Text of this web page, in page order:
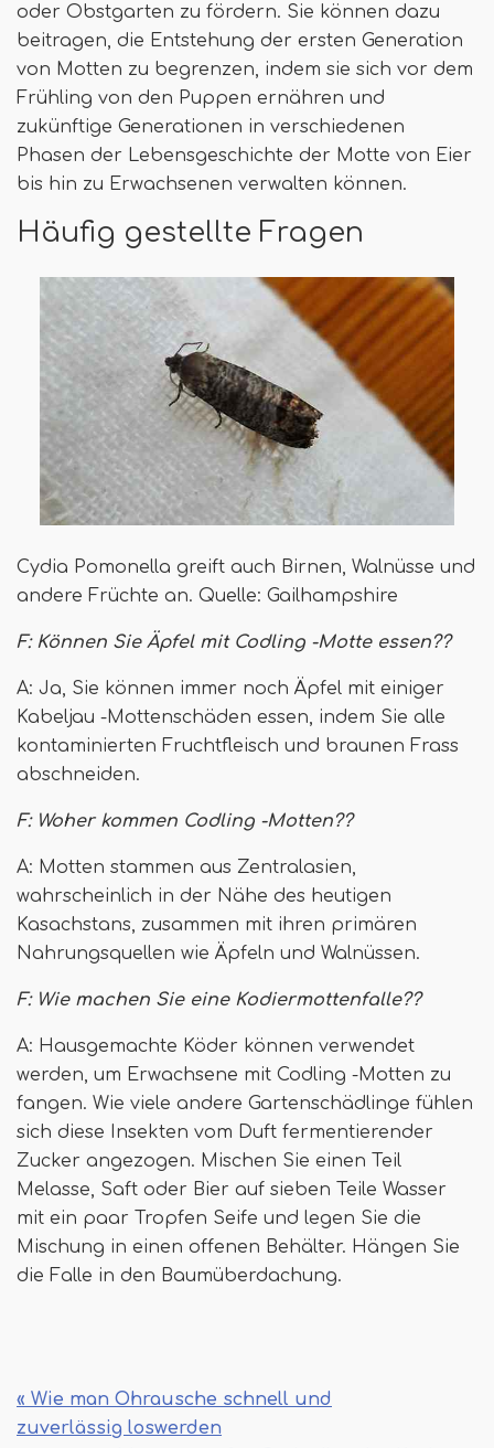
oder Obstgarten zu fördern. Sie können dazu
beitragen, die Entstehung der ersten Generation
von Motten zu begrenzen, indem sie sich vor dem
Frühling von den Puppen ernähren und
zukünftige Generationen in verschiedenen
Phasen der Lebensgeschichte der Motte von Eier
bis hin zu Erwachsenen verwalten können.
Häufig gestellte Fragen
Cydia Pomonella greift auch Birnen, Walnüsse und
andere Früchte an. Quelle: Gailhampshire
F: Können Sie Äpfel mit Codling -Motte essen??
A: Ja, Sie können immer noch Äpfel mit einiger
Kabeljau -Mottenschäden essen, indem Sie alle
kontaminierten Fruchtfleisch und braunen Frass
abschneiden.
F: Woher kommen Codling -Motten??
A: Motten stammen aus Zentralasien,
wahrscheinlich in der Nähe des heutigen
Kasachstans, zusammen mit ihren primären
Nahrungsquellen wie Äpfeln und Walnüssen.
F: Wie machen Sie eine Kodiermottenfalle??
A: Hausgemachte Köder können verwendet
werden, um Erwachsene mit Codling -Motten zu
fangen. Wie viele andere Gartenschädlinge fühlen
sich diese Insekten vom Duft fermentierender
Zucker angezogen. Mischen Sie einen Teil
Melasse, Saft oder Bier auf sieben Teile Wasser
mit ein paar Tropfen Seife und legen Sie die
Mischung in einen offenen Behälter. Hängen Sie
die Falle in den Baumüberdachung.
« Wie man Ohrausche schnell und
zuverlässig loswerden